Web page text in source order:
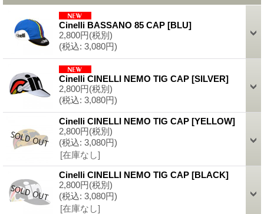
Cinelli BASSANO 85 CAP [BLU]
2,800円(税別)
(税込: 3,080円)
Cinelli CINELLI NEMO TIG CAP [SILVER]
2,800円(税別)
(税込: 3,080円)
Cinelli CINELLI NEMO TIG CAP [YELLOW]
2,800円(税別)
(税込: 3,080円)
[在庫なし]
Cinelli CINELLI NEMO TIG CAP [BLACK]
2,800円(税別)
(税込: 3,080円)
[在庫なし]